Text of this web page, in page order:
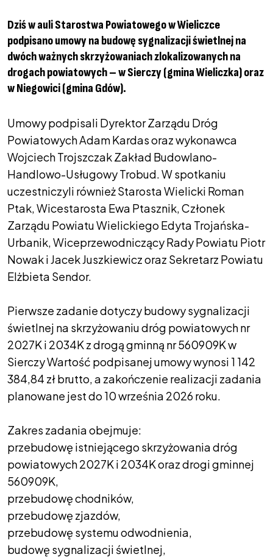
Dziś w auli Starostwa Powiatowego w Wieliczce
podpisano umowy na budowę sygnalizacji świetlnej na
dwóch ważnych skrzyżowaniach zlokalizowanych na
drogach powiatowych – w Sierczy (gmina Wieliczka) oraz
w Niegowici (gmina Gdów).
Umowy podpisali Dyrektor Zarządu Dróg
Powiatowych Adam Kardas oraz wykonawca
Wojciech Trojszczak Zakład Budowlano-
Handlowo-Usługowy Trobud. W spotkaniu
uczestniczyli również Starosta Wielicki Roman
Ptak, Wicestarosta Ewa Ptasznik, Członek
Zarządu Powiatu Wielickiego Edyta Trojańska-
Urbanik, Wiceprzewodniczący Rady Powiatu Piotr
Nowak i Jacek Juszkiewicz oraz Sekretarz Powiatu
Elżbieta Sendor.
Pierwsze zadanie dotyczy budowy sygnalizacji
świetlnej na skrzyżowaniu dróg powiatowych nr
2027K i 2034K z drogą gminną nr 560909K w
Sierczy Wartość podpisanej umowy wynosi 1 142
384,84 zł brutto, a zakończenie realizacji zadania
planowane jest do 10 września 2026 roku.
Zakres zadania obejmuje:
przebudowę istniejącego skrzyżowania dróg
powiatowych 2027K i 2034K oraz drogi gminnej
560909K,
przebudowę chodników,
przebudowę zjazdów,
przebudowę systemu odwodnienia,
budowę sygnalizacji świetlnej,